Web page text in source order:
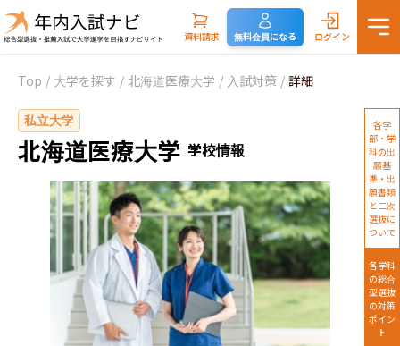
資料請求 無料会員になる ログイン
Top / 大学を探す / 北海道医療大学 / 入試対策 / 詳細
私立大学
北海道医療大学 学校情報
各学
部・学
科の出
願基
準・出
願書類
と二次
選抜に
ついて
各学科
の総合
型選抜
の対策
ポイン
ト